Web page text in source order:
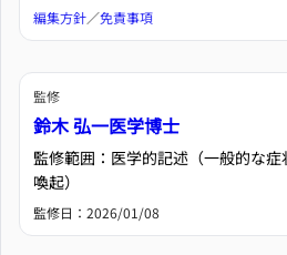
編集方針／免責事項
監修
鈴木 弘一医学博士
監修範囲：医学的記述（一般的な
喚起）
監修日： 2026/01/08